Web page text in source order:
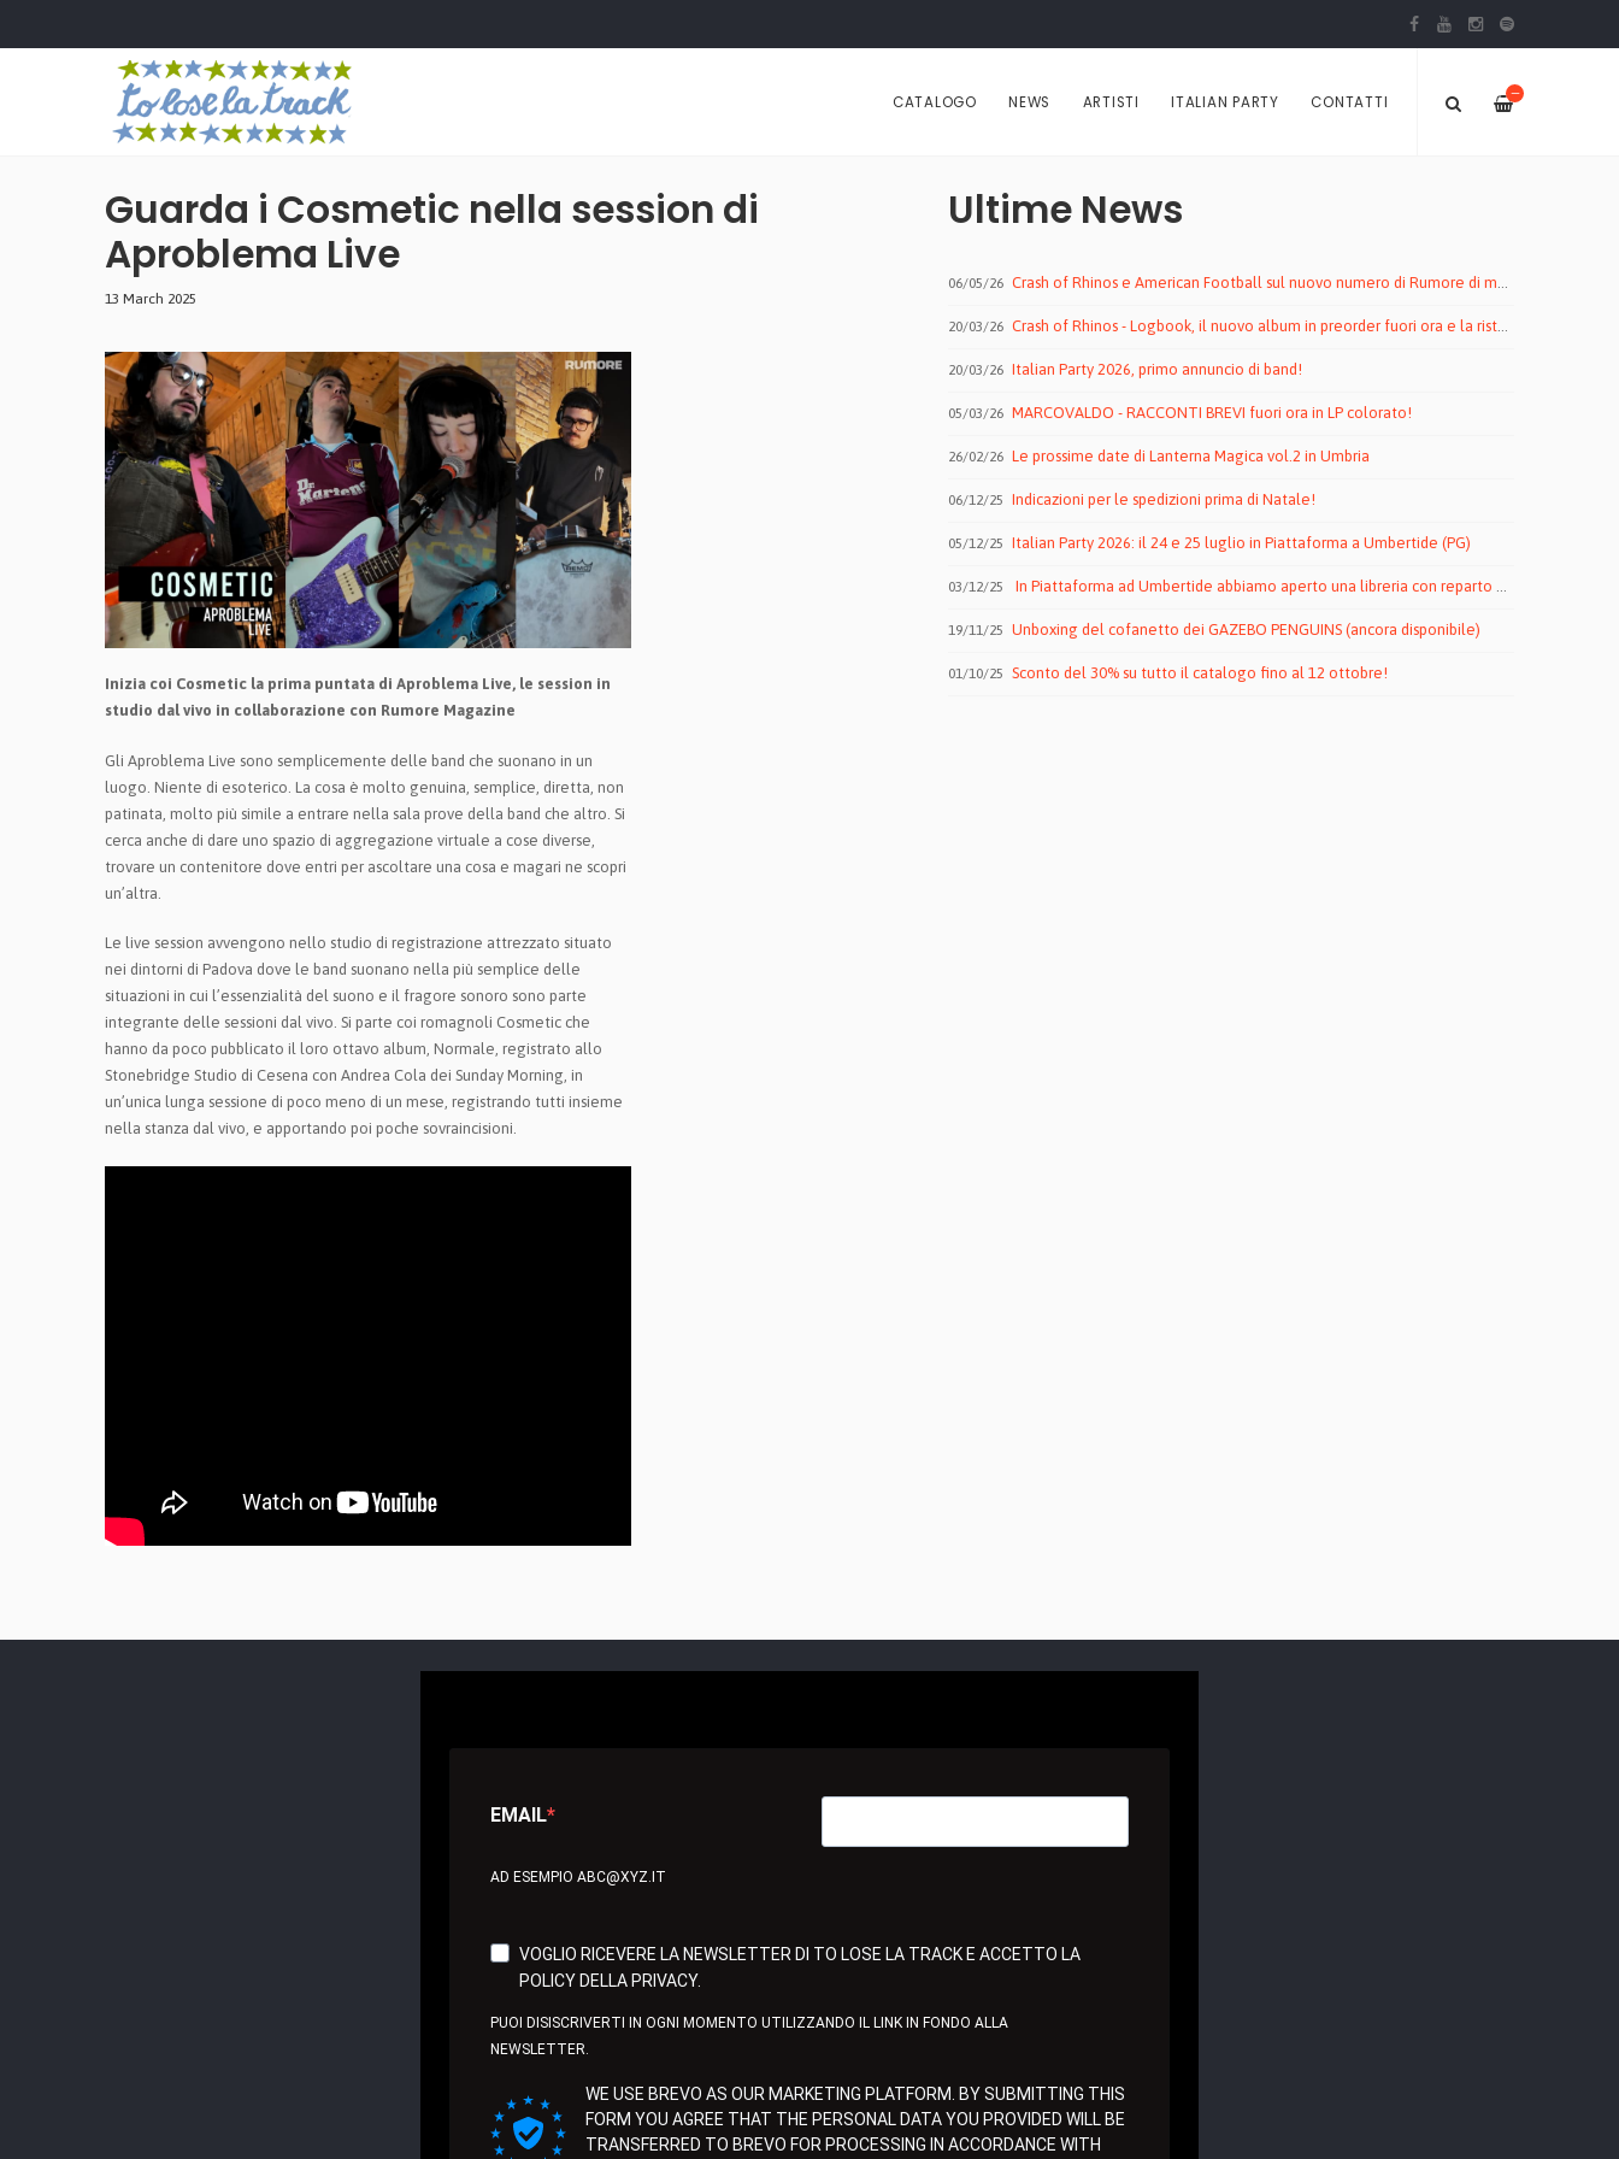
—
CATALOGO NEWS ARTISTI ITALIAN PARTY CONTATTI
Guarda i Cosmetic nella session di
Aproblema Live
13 March 2025
Inizia coi Cosmetic la prima puntata di Aproblema Live, le session in
studio dal vivo in collaborazione con Rumore Magazine
Gli Aproblema Live sono semplicemente delle band che suonano in un
luogo. Niente di esoterico. La cosa è molto genuina, semplice, diretta, non
patinata, molto più simile a entrare nella sala prove della band che altro. Si
cerca anche di dare uno spazio di aggregazione virtuale a cose diverse,
trovare un contenitore dove entri per ascoltare una cosa e magari ne scopri
un’altra.
Le live session avvengono nello studio di registrazione attrezzato situato
nei dintorni di Padova dove le band suonano nella più semplice delle
situazioni in cui l’essenzialità del suono e il fragore sonoro sono parte
integrante delle sessioni dal vivo. Si parte coi romagnoli Cosmetic che
hanno da poco pubblicato il loro ottavo album, Normale, registrato allo
Stonebridge Studio di Cesena con Andrea Cola dei Sunday Morning, in
un’unica lunga sessione di poco meno di un mese, registrando tutti insieme
nella stanza dal vivo, e apportando poi poche sovraincisioni.
Ultime News
06/05/26 Crash of Rhinos e American Football sul nuovo numero di Rumore di maggio
20/03/26 Crash of Rhinos - Logbook, il nuovo album in preorder fuori ora e la ristampa di Distal!
20/03/26 Italian Party 2026, primo annuncio di band!
05/03/26 MARCOVALDO - RACCONTI BREVI fuori ora in LP colorato!
26/02/26 Le prossime date di Lanterna Magica vol.2 in Umbria
06/12/25 Indicazioni per le spedizioni prima di Natale!
05/12/25 Italian Party 2026: il 24 e 25 luglio in Piattaforma a Umbertide (PG)
03/12/25 In Piattaforma ad Umbertide abbiamo aperto una libreria con reparto dischi by To Lose La Track!
19/11/25 Unboxing del cofanetto dei GAZEBO PENGUINS (ancora disponibile)
01/10/25 Sconto del 30% su tutto il catalogo fino al 12 ottobre!
EMAIL
AD ESEMPIO ABC@XYZ.IT
VOGLIO RICEVERE LA NEWSLETTER DI TO LOSE LA TRACK E ACCETTO LA
POLICY DELLA PRIVACY.
PUOI DISISCRIVERTI IN OGNI MOMENTO UTILIZZANDO IL LINK IN FONDO ALLA
NEWSLETTER.
WE USE BREVO AS OUR MARKETING PLATFORM. BY SUBMITTING THIS
FORM YOU AGREE THAT THE PERSONAL DATA YOU PROVIDED WILL BE
TRANSFERRED TO BREVO FOR PROCESSING IN ACCORDANCE WITH